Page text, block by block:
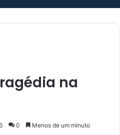
na
0 Menos de um minuto